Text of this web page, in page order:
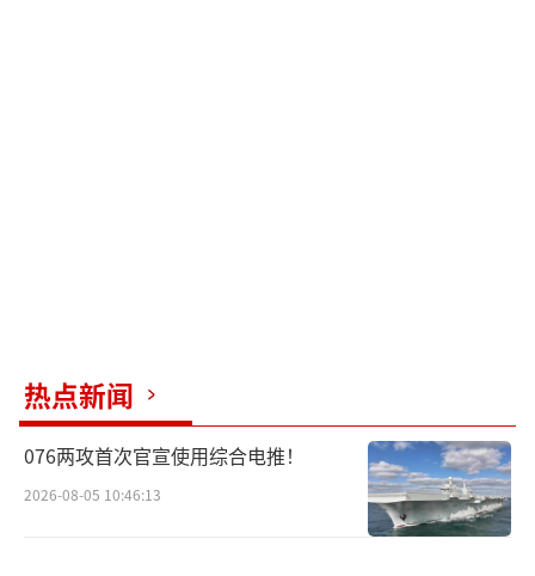
热点新闻
076两攻首次官宣使用综合电推！
2026-08-05 10:46:13